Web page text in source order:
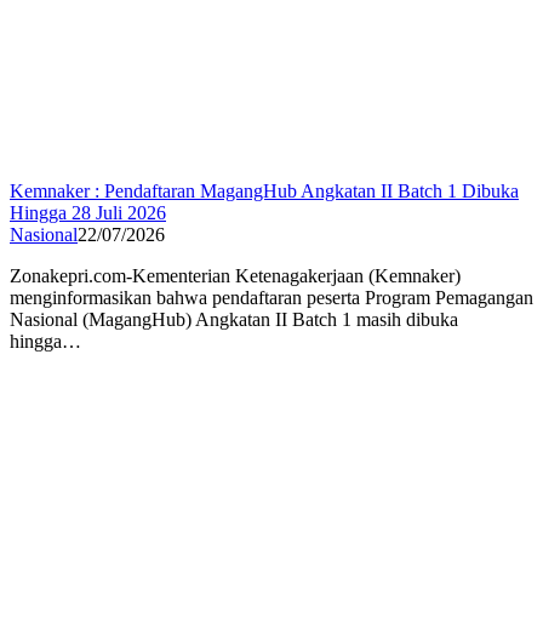
Kemnaker : Pendaftaran MagangHub Angkatan II Batch 1 Dibuka
Hingga 28 Juli 2026
Nasional22/07/2026
Zonakepri.com-Kementerian Ketenagakerjaan (Kemnaker)
menginformasikan bahwa pendaftaran peserta Program Pemagangan
Nasional (MagangHub) Angkatan II Batch 1 masih dibuka
hingga…